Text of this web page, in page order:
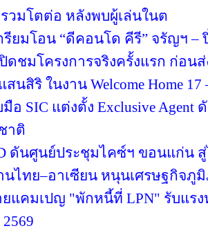
วมโตต่อ หลังพบผู้เล่นในต
รียมโอน “ดีคอนโด คีรี” จรัญฯ –
ดชมโครงการจริงครั้งแรก ก่อ
นสิริ ในงาน Welcome Home 17
อ SIC แต่งตั้ง Exclusive Agent
าติ
ดันศูนย์ประชุมไคซ์ฯ ขอนแก่น
นไทย–อาเซียน หนุนเศรษฐกิจภู
ยแคมเปญ "พักหนี้ที่ LPN" รับแร